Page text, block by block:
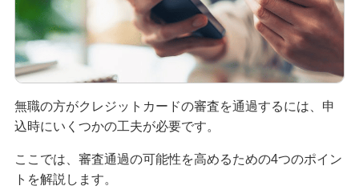
大学生もクレジットカードを申し込める！メリッ
トや選び方、おすすめの使い方を解説
注意点を解説
クレジットカードのリボ払いとは？仕組みやメリ
ット、注意点を分かりやすく解説
無職の方がクレジットカードの審査を通過するには、申
込時にいくつかの工夫が必要です。
ここでは、審査通過の可能性を高めるための4つのポイン
トを解説します。